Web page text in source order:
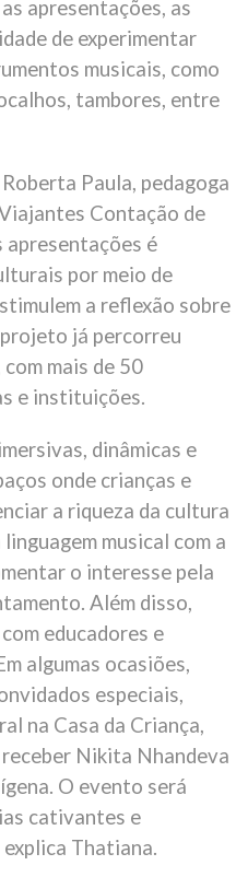
apresentações, as
de experimentar
musicais, como
tambores, entre
Paula, pedagoga
Contação de
apresentações é
por meio de
a reflexão sobre
já percorreu
mais de 50
e instituições.
dinâmicas e
onde crianças e
a riqueza da cultura
musical com a
o interesse pela
Além disso,
educadores e
algumas ocasiões,
especiais,
na Casa da Criança,
Nikita Nhandeva
O evento será
cativantes e
Thatiana.